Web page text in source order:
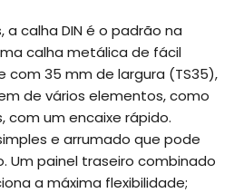
calha DIN é o padrão na
calha metálica de fácil
com 35 mm de largura (TS35),
de vários elementos, como
com um encaixe rápido.
e arrumado que pode
Um painel traseiro combinado
a máxima flexibilidade;